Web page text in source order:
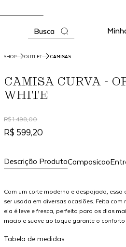
Busca
SHOP OUTLET CAMISAS
CAMISA CURVA -
WHITE
R$ 1.498,00
R$ 599,20
Composicao
Descrição Produto
Com um corte moderno e despojado, essa
ser usada em diversas ocasiões. Feita
ela é leve e fresca, perfeita para os dias
macio e suave ao toque garante o
Combinando facilmente com peças de
Tabela de medidas
CAMISA
CURVA